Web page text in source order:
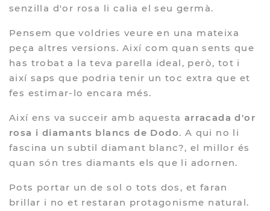
senzilla d'or rosa li calia el seu germà.
Pensem que voldries veure en una mateixa
peça altres versions. Així com quan sents que
has trobat a la teva parella ideal, però, tot i
així saps que podria tenir un toc extra que et
fes estimar-lo encara més.
Així ens va succeir amb aquesta arracada d'or
rosa i diamants blancs de Dodo. A qui no li
fascina un subtil diamant blanc?, el millor és
quan són tres diamants els que li adornen.
Pots portar un de sol o tots dos, et faran
brillar i no et restaran protagonisme natural.